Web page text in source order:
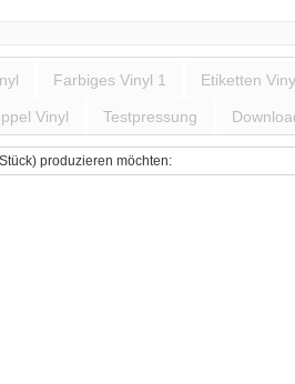
Farbiges Vinyl 1 Etiketten
Vinyl Testpressung
produzieren möchten: